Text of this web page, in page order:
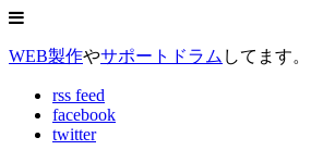
WEB製作やサポートドラム してます。
rss feed
facebook
twitter